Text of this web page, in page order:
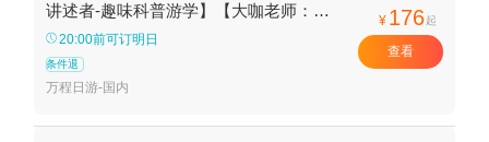
讲述者-趣味科普游学】【大咖老师：一
起走进国家动物博物馆，走进动物。】
20:00前可订明日
条件退
万程日游-国内
¥ 176起
查看